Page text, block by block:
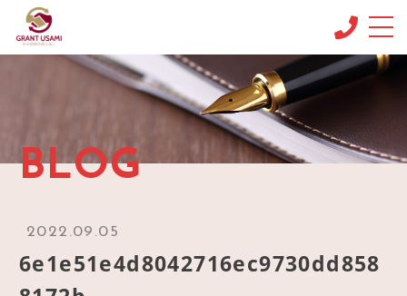
CONCEPT
MENU & PRICE
メニュー
BLOG
ブログ
BLOG
2022.09.05
6e1e51e4d8042716ec9730dd858